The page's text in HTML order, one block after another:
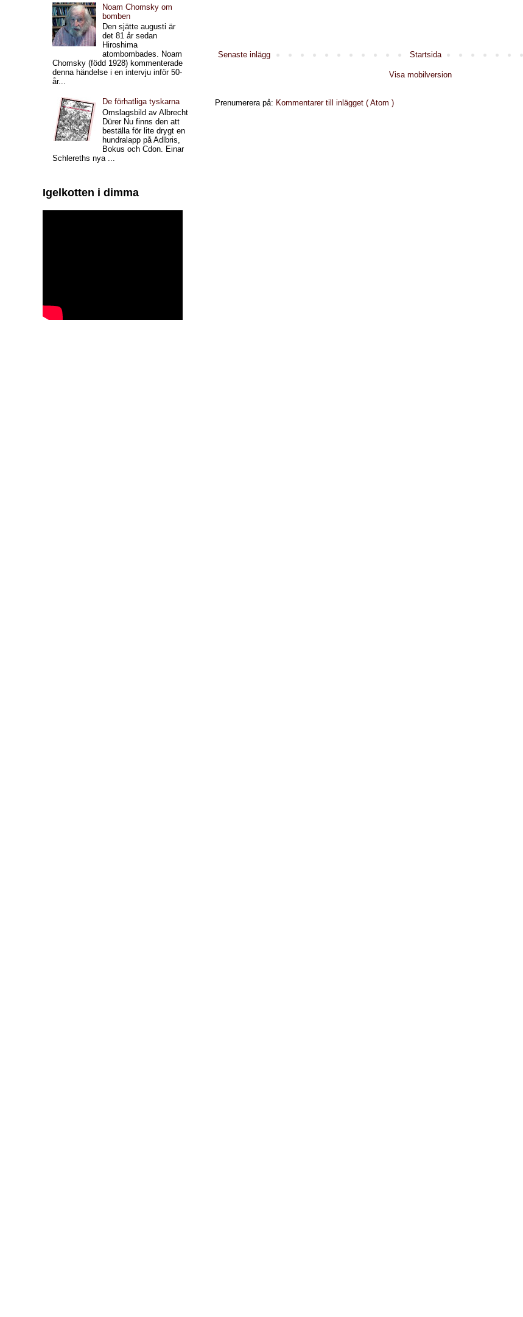
Senaste inlägg Startsida
Visa mobilversion
Prenumerera på: Kommentarer till inlägget ( Atom )
Noam Chomsky om
bomben
Den sjätte augusti är
det 81 år sedan
Hiroshima
atombombades. Noam
Chomsky (född 1928) kommenterade
denna händelse i en intervju inför 50-
år...
De förhatliga tyskarna
Omslagsbild av Albrecht
Dürer Nu finns den att
beställa för lite drygt en
hundralapp på Adlbris,
Bokus och Cdon. Einar
Schlereths nya ...
Igelkotten i dimma